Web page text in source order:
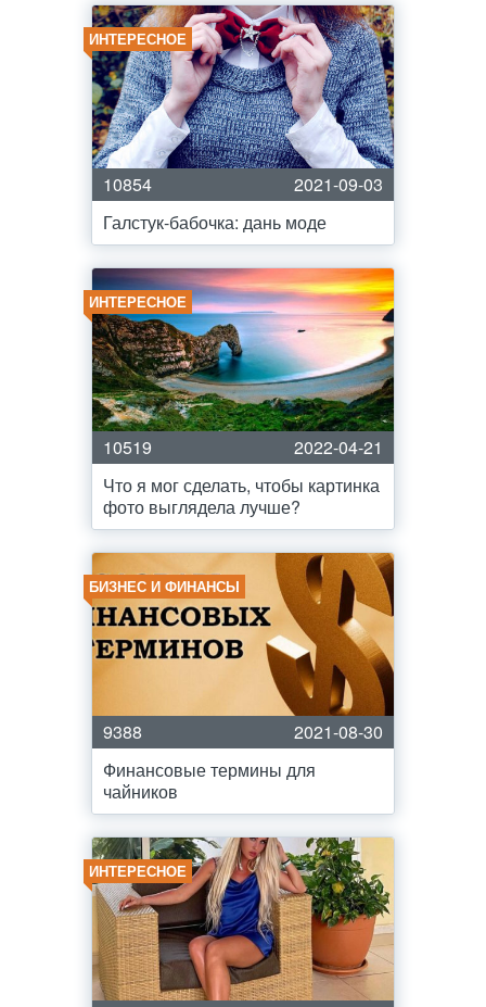
ИНТЕРЕСНОЕ
10854
2021-09-03
Галстук-бабочка: дань моде
ИНТЕРЕСНОЕ
10519
2022-04-21
Что я мог сделать, чтобы картинка
фото выглядела лучше?
БИЗНЕС И ФИНАНСЫ
9388
2021-08-30
Финансовые термины для
чайников
ИНТЕРЕСНОЕ